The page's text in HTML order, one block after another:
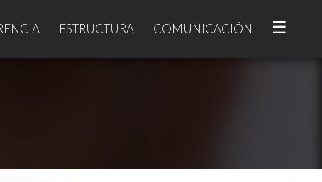
ESTRUCTURA COMUNICACIÓN ☰